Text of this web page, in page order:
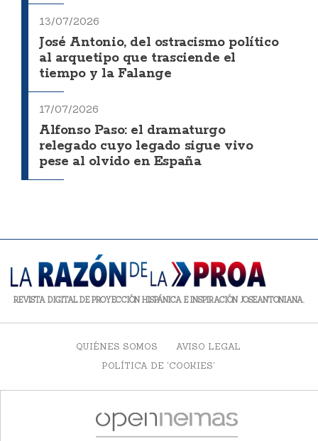
13/07/2026
José Antonio, del ostracismo político
al arquetipo que trasciende el
tiempo y la Falange
17/07/2026
Alfonso Paso: el dramaturgo
relegado cuyo legado sigue vivo
pese al olvido en España
REVISTA DIGITAL DE PROYECCIÓN HISPÁNICA E INSPIRACIÓN JOSEANTONIANA.
QUIÉNES SOMOS
AVISO LEGAL
POLÍTICA DE 'COOKIES'